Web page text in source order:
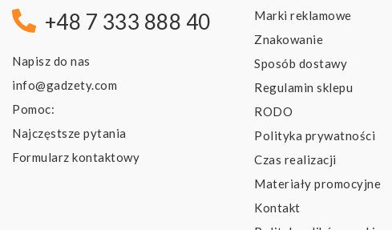
+48 7 333 888 40
Napisz do nas
info@gadzety.com
Pomoc:
Najczęstsze pytania
Formularz kontaktowy
Marki reklamowe
Znakowanie
Sposób dostawy
Regulamin sklepu
RODO
Polityka prywatności
Czas realizacji
Materiały promocyjne
Kontakt